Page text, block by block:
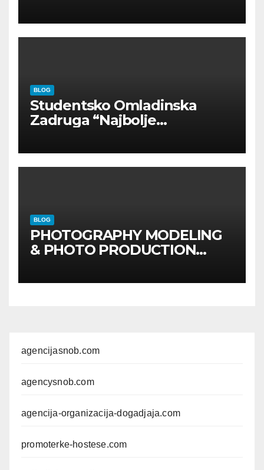
BLOG
Studentsko Omladinska
Zadruga “Najbolje
BLOG
PHOTOGRAPHY MODELING
& PHOTO PRODUCTION
kroz foto modele,
agencijasnob.com
agencysnob.com
agencija-organizacija-dogadjaja.com
promoterke-hostese.com